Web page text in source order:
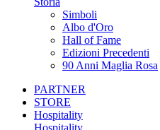
Simboli
Albo d'Oro
Hall of Fame
Edizioni Precedenti
90 Anni Maglia Rosa
PARTNER
STORE
Hospitality
Hospitality